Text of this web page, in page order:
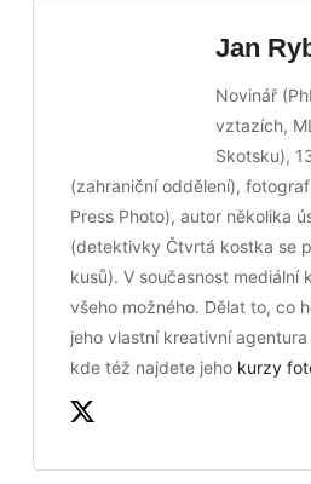
Jan
Novinář
vztazích,
Skotsku),
(zahraniční oddělení),
Press Photo), autor několika
(detektivky Čtvrtá kostka se
kusů). V současnost mediální
všeho možného. Dělat to, co
jeho vlastní kreativní agentura
kde též najdete jeho kurzy